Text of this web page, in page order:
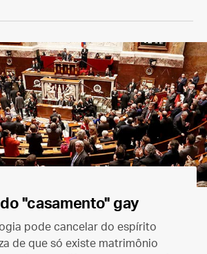
"casamento" gay
pode cancelar do espírito
de que só existe matrimônio